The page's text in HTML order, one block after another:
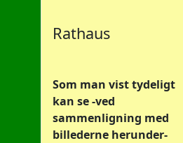
Rathaus
Som man vist tydeligt
kan se -ved
sammenligning med
billederne herunder-